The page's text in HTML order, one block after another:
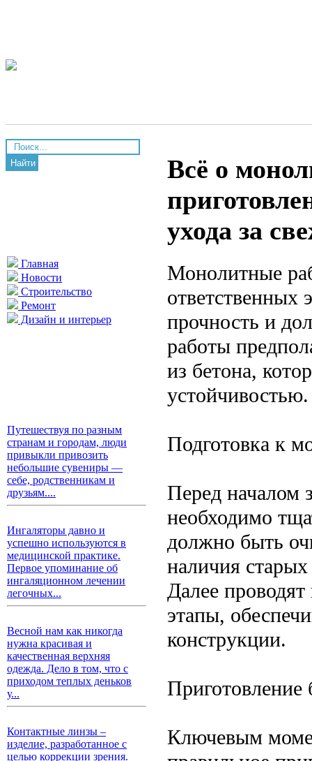
Найти
Главная
Новости
Строительство
Ремонт
Дизайн и интерьер
Путешествуя по разным
странам и городам, люди
привыкли привозить
небольшие сувениры —
себе, родственникам и
друзьям....
Ингаляторы давно и
успешно используются в
медицинской практике.
Первое упоминание об
ингаляционном лечении
легочных...
Весной нам как никогда
нужна красивая и
качественная верхняя
одежда. Дело в том, что с
приходом теплых деньков
у...
Контактные линзы –
изделие, разработанное с
целью коррекции зрения.
Всё о
ухода за
Монолитные
ответственных
прочность и
работы
из бетона,
устойчивостью.
Подготовка к
Перед началом
необходимо
должно быть
наличия
Далее
этапы,
конструкции.
Приготовление
Ключевым